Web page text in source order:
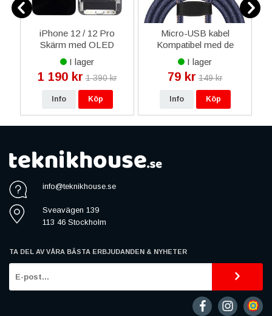
iPhone 12 / 12 Pro
Skärm med OLED
Display Glas Original
Refurbished - Svart
I lager
1 190 kr 1 390 kr
Info Köp
Micro-USB kabel
Kompatibel med de
Flesta Smarttelefonerna
I lager
79 kr 149 kr
Info Köp
info@teknikhouse.se
Sveavägen 139
113 46 Stockholm
TA DEL AV VÅRA BÄSTA ERBJUDANDEN & NYHETER